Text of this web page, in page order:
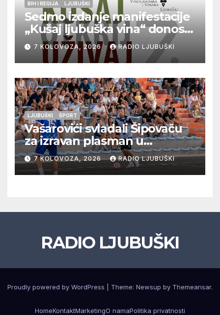
BIH I REGIJA LJUBUŠKI
Sedmo izdanje manifestacije
„Kušaj ljubuška vina“ donosi
vrhunska vina, gastronomiju i
glazbu
7 KOLOVOZA, 2026 RADIO LJUBUŠKI
LJUBUŠKI ŠPORT
Vašarovići svladali Šipovaču
za izravan plasman u
četvrtfinale, Grab izborio
prolazak dalje, Klobuk ispao,
večeras počinje četvrtfinale
7 KOLOVOZA, 2026 RADIO LJUBUŠKI
RADIO LJUBUŠKI
Proudly powered by WordPress Theme: Newsup by Themeansar.
HomeKontaktMarketingO namaPolitika privatnosti